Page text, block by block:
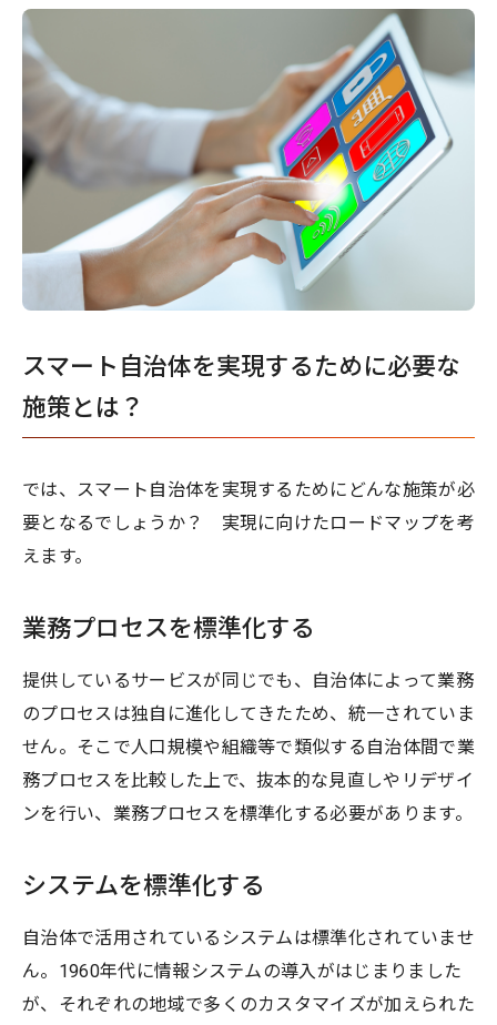
スマート自治体を実現するために必要な
施策とは？
では、スマート自治体を実現するためにどんな施策が必
要となるでしょうか？ 実現に向けたロードマップを考
えます。
業務プロセスを標準化する
提供しているサービスが同じでも、自治体によって業務
のプロセスは独自に進化してきたため、統一されていま
せん。そこで人口規模や組織等で類似する自治体間で業
務プロセスを比較した上で、抜本的な見直しやリデザイ
ンを行い、業務プロセスを標準化する必要があります。
システムを標準化する
自治体で活用されているシステムは標準化されていませ
ん。1960年代に情報システムの導入がはじまりました
が、それぞれの地域で多くのカスタマイズが加えられた